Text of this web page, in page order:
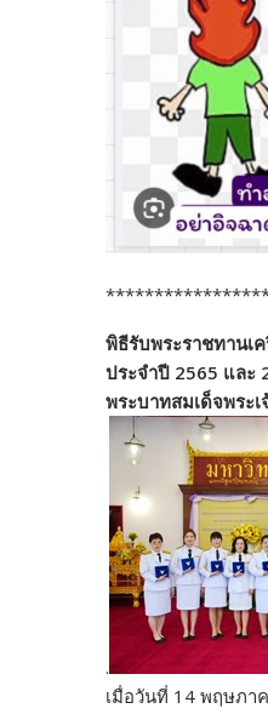
พิธีรับพระราชทานเ
ประจำปี 2565 และ
พระบาทสมเด็จพระเ
.
เมื่อวันที่ 14 พฤษภา